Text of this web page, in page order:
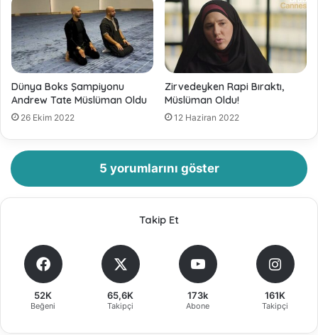
Dünya Boks Şampiyonu
Andrew Tate Müslüman Oldu
26 Ekim 2022
Zirvedeyken Rapi Bıraktı,
Müslüman Oldu!
12 Haziran 2022
5 yorumlarını göster
Takip Et
52K
Beğeni
65,6K
Takipçi
173k
Abone
161K
Takipçi